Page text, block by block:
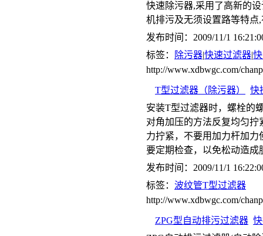
快速除污器,采用了高新的
机排污及无须设置路等特点
发布时间：2009/11/1
标签：
除污器|快速过滤器|
http://www.xdbwgc.com/
T型过滤器（除污器）
快
安装T型过滤器时，螺栓的
对角加压的方法反复均匀
力拧紧，不要用加力杆加
要定期检查，以免松动造成
发布时间：2009/11/1
标签： 波纹管T型过滤器
http://www.xdbwgc.com/
ZPG型自动排污过滤器